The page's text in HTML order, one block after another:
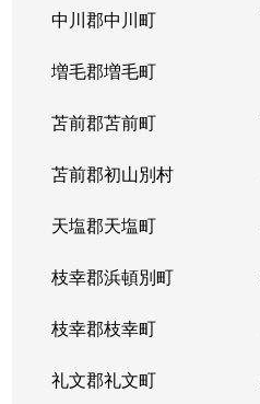
中川郡中川町
増毛郡増毛町
苫前郡苫前町
苫前郡初山別村
天塩郡天塩町
枝幸郡浜頓別町
枝幸郡枝幸町
礼文郡礼文町